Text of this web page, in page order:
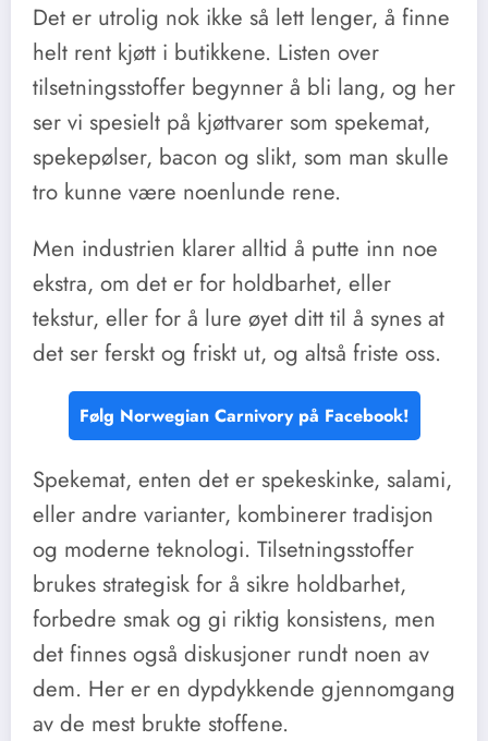
Det er utrolig nok ikke så lett lenger, å finne
helt rent kjøtt i butikkene. Listen over
tilsetningsstoffer begynner å bli lang, og her
ser vi spesielt på kjøttvarer som spekemat,
spekepølser, bacon og slikt, som man skulle
tro kunne være noenlunde rene.
Men industrien klarer alltid å putte inn noe
ekstra, om det er for holdbarhet, eller
tekstur, eller for å lure øyet ditt til å synes at
det ser ferskt og friskt ut, og altså friste oss.
Følg Norwegian Carnivory på Facebook!
Spekemat, enten det er spekeskinke, salami,
eller andre varianter, kombinerer tradisjon
og moderne teknologi. Tilsetningsstoffer
brukes strategisk for å sikre holdbarhet,
forbedre smak og gi riktig konsistens, men
det finnes også diskusjoner rundt noen av
dem. Her er en dypdykkende gjennomgang
av de mest brukte stoffene.